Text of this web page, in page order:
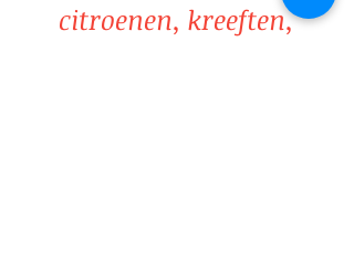
citroenen, kreeften,